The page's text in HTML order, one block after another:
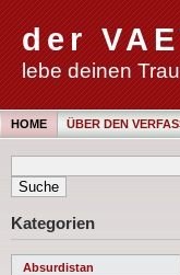
der
lebe deinen
HOME ÜBER DEN
Kategorien
Absurdistan